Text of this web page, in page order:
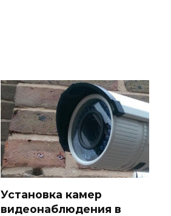
Установка камер
видеонаблюдения в